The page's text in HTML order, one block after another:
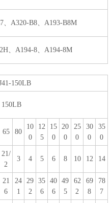
、A320-B8、A193-B8M
、A194-8、A194-8M
150LB
150LB
65 80
10
0
12
5
15
0
20
0
25
0
30
0
35
0
21/
2
3 4 5 6 8 10 12 14
21
6
24
1
29
2
35
6
40
6
49
5
62
2
69
8
78
7